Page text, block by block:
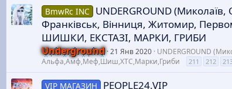
BmwRc INC
UNDERGROUND
Франківськ, Вінниця, Житомир,
ШИШКИ, ЕКСТАЗІ, МАРКИ, ГРИБИ
Underground 21 Янв 2020 UNDERGROUND
Альфа,Амф,Меф,Шиш,XTC,Марки,Гриби
211 212
VIP МАГАЗИН
PEOPLE24.VIP